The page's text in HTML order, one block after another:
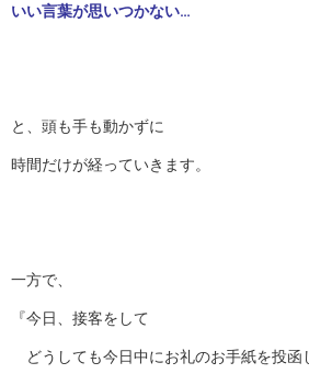
いい言葉が思いつかない…
と、頭も手も動かずに
時間だけが経っていきます。
一方で、
『今日、接客をして
どうしても今日中にお礼のお手紙を投函